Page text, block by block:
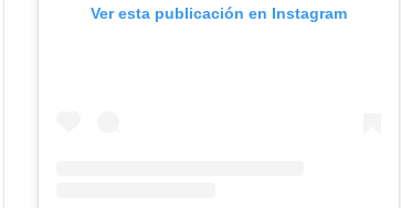
Ver esta publicación en Instagram